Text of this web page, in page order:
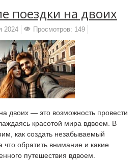
поездки на двоих
2024 Просмотров: 149
двоих — это возможность провести
красотой мира вдвоем. В
как создать незабываемый
что обратить внимание и какие
путешествия вдвоем.